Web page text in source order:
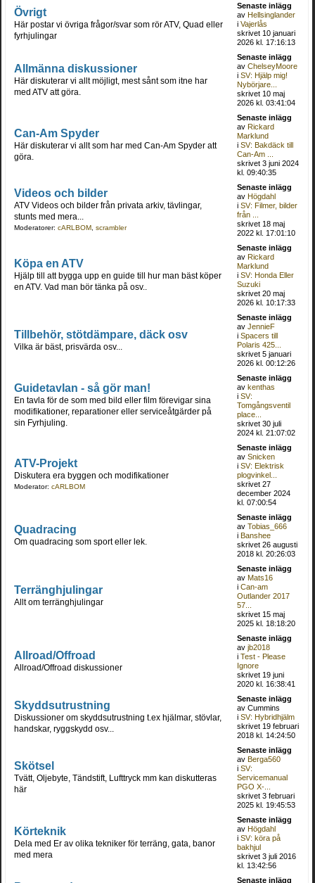
Övrigt
Här postar vi övriga frågor/svar som rör ATV, Quad eller
fyrhjulingar
Senaste inlägg
avHellsinglander
iVajerlås
skrivet 10 januari
2026 kl. 17:16:13
Allmänna diskussioner
Här diskuterar vi allt möjligt, mest sånt som itne har
med ATV att göra.
Senaste inlägg
avChelseyMoore
iSV: Hjälp mig!
Nybörjare...
skrivet 10 maj
2026 kl. 03:41:04
Can-Am Spyder
Här diskuterar vi allt som har med Can-Am Spyder att
göra.
Senaste inlägg
avRickard
Marklund
iSV: Bakdäck till
Can-Am ...
skrivet 3 juni 2024
kl. 09:40:35
Videos och bilder
ATV Videos och bilder från privata arkiv, tävlingar,
stunts med mera...
Moderatorer: cARLBOM, scrambler
Senaste inlägg
avHögdahl
iSV: Filmer, bilder
från ...
skrivet 18 maj
2022 kl. 17:01:10
Köpa en ATV
Hjälp till att bygga upp en guide till hur man bäst köper
en ATV. Vad man bör tänka på osv..
Senaste inlägg
avRickard
Marklund
iSV: Honda Eller
Suzuki
skrivet 20 maj
2026 kl. 10:17:33
Tillbehör, stötdämpare, däck osv
Vilka är bäst, prisvärda osv...
Senaste inlägg
avJennieF
iSpacers till
Polaris 425...
skrivet 5 januari
2026 kl. 00:12:26
Guidetavlan - så gör man!
En tavla för de som med bild eller film förevigar sina
modifikationer, reparationer eller serviceåtgärder på
sin Fyrhjuling.
Senaste inlägg
avkenthas
iSV:
Tomgångsventil
place...
skrivet 30 juli
2024 kl. 21:07:02
ATV-Projekt
Diskutera era byggen och modifikationer
Moderator: cARLBOM
Senaste inlägg
avSnicken
iSV: Elektrisk
plogvinkel...
skrivet 27
december 2024
kl. 07:00:54
Quadracing
Om quadracing som sport eller lek.
Senaste inlägg
avTobias_666
iBanshee
skrivet 26 augusti
2018 kl. 20:26:03
Terränghjulingar
Allt om terränghjulingar
Senaste inlägg
avMats16
iCan-am
Outlander 2017
57...
skrivet 15 maj
2025 kl. 18:18:20
Allroad/Offroad
Allroad/Offroad diskussioner
Senaste inlägg
avjb2018
iTest - Please
Ignore
skrivet 19 juni
2020 kl. 16:38:41
Skyddsutrustning
Diskussioner om skyddsutrustning t.ex hjälmar, stövlar,
handskar, ryggskydd osv...
Senaste inlägg
av Cummins
iSV: Hybridhjälm
skrivet 19 februari
2018 kl. 14:24:50
Skötsel
Tvätt, Oljebyte, Tändstift, Lufttryck mm kan diskutteras
här
Senaste inlägg
avBerga560
iSV:
Servicemanual
PGO X-...
skrivet 3 februari
2025 kl. 19:45:53
Körteknik
Dela med Er av olika tekniker för terräng, gata, banor
med mera
Senaste inlägg
avHögdahl
iSV: köra på
bakhjul
skrivet 3 juli 2016
kl. 13:42:56
Senaste inlägg